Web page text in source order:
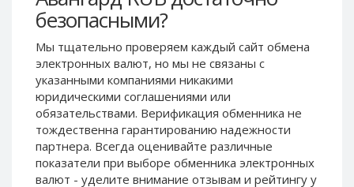
безопасными?
Мы тщательно проверяем каждый сайт обмена
электронных валют, но мы не связаны c
указанными компаниями никакими
юридическими соглашениями или
обязательствами. Верификация обменника не
тождественна гарантированию надежности
партнера. Всегда оценивайте различные
показатели при выборе обменника электронных
валют - уделите внимание отзывам и рейтингу у
UnionPay CNY
Paymer USD
Paymer RUB
Paymer UAH
Capitalist USD
Capitalist RUB
Capitalist EUR
Paymer USD
Paymer RUB
Paymer UAH
Capitalist USD
Capitalist RUB
Capitalist EUR